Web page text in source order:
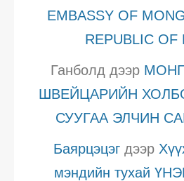
EMBASSY OF
REPUBLIC OF
Ганболд дээр
ШВЕЙЦАРИЙН
СУУГАА ЭЛЧИН
Баярцэцэгдээр
мэндийн тухай